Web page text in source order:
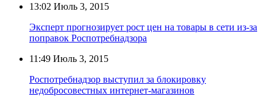
13:02 Июль 3, 2015
Эксперт прогнозирует рост цен на товары в сети из-за
поправок Роспотребнадзора
11:49 Июль 3, 2015
Роспотребнадзор выступил за блокировку
недобросовестных интернет-магазинов